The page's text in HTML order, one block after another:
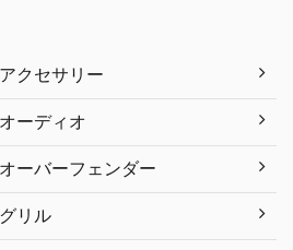
クセサリー
ーディオ
ーバーフェンダー
リル